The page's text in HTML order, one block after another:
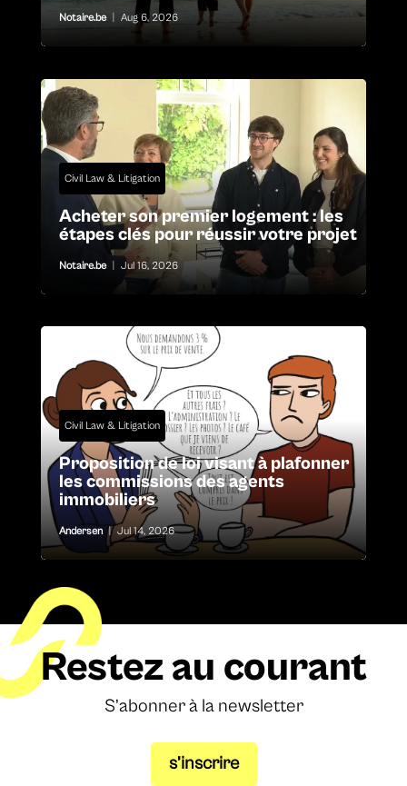
Notaire.be Aug 6, 2026
Civil Law & Litigation
Acheter son premier logement : les
étapes clés pour réussir votre projet
Notaire.be Jul 16, 2026
Civil Law & Litigation
Proposition de loi visant à plafonner
les commissions des agents
immobiliers
Andersen | Jul 14, 2026
Restez au courant
S’abonner à la newsletter
s’inscrire